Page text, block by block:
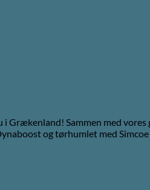
Grækenland! Sammen med
og tørhumlet med